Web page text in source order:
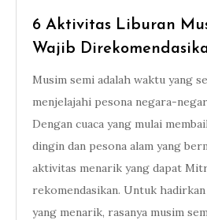
6 Aktivitas Liburan
Wajib
Musim semi adalah waktu yang
menjelajahi pesona negara-
Dengan cuaca yang mulai
dingin dan pesona alam yang
aktivitas menarik yang dapat
rekomendasikan. Untuk
yang menarik, rasanya musim